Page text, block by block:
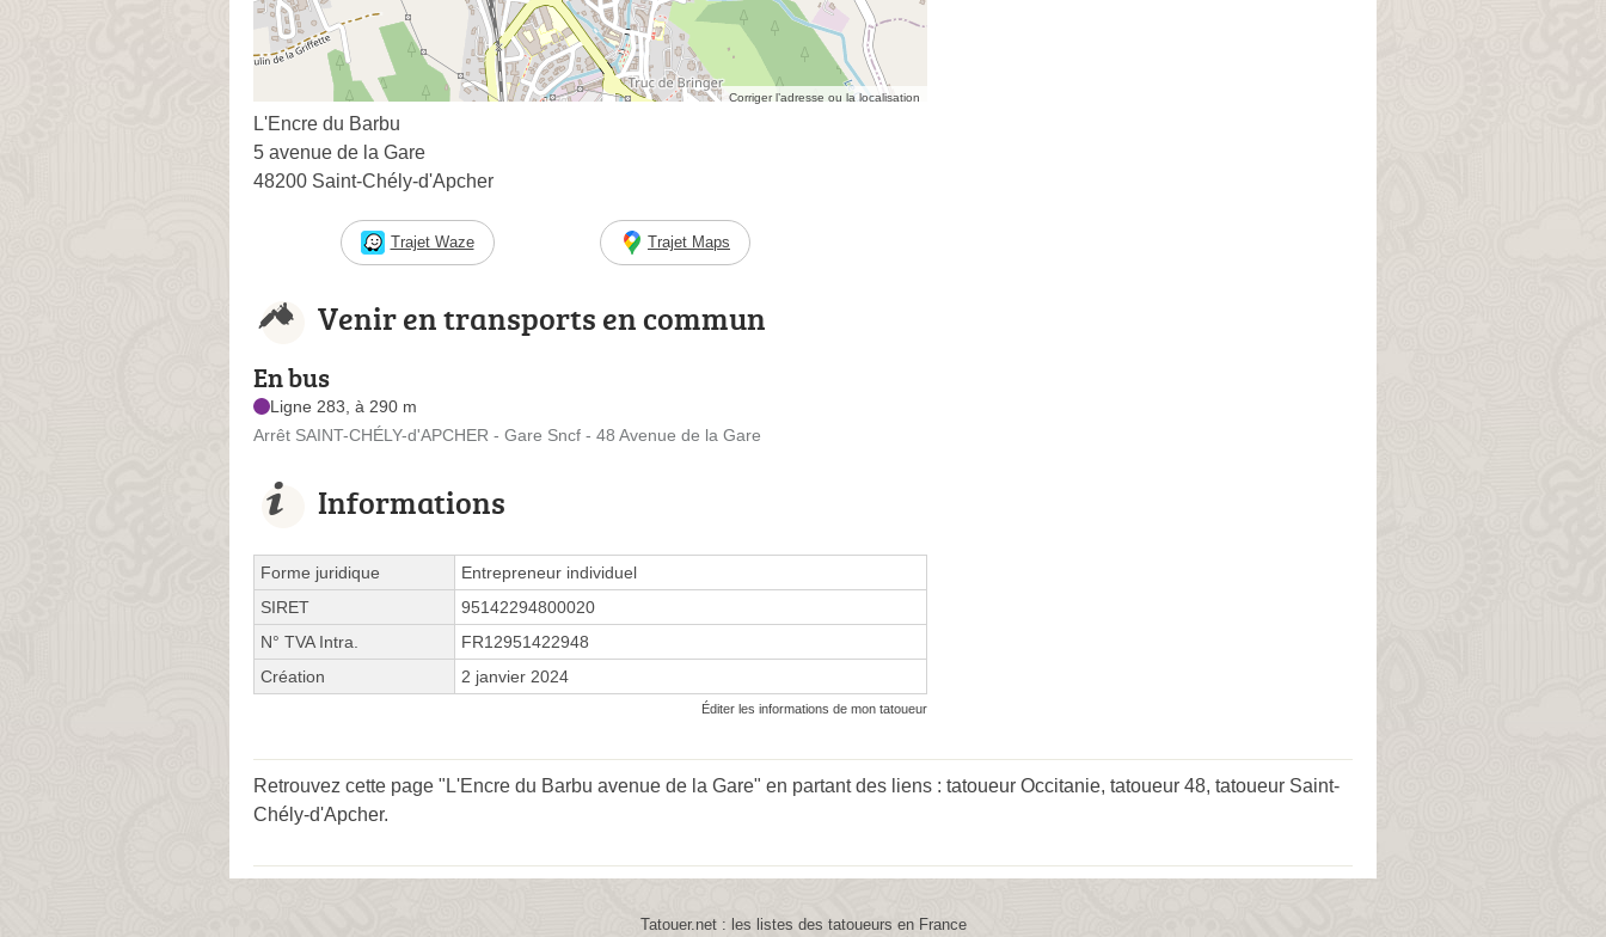
Corriger l’adresse ou la localisation
L'Encre du Barbu
5 avenue de la Gare
48200 Saint-Chély-d'Apcher
Trajet Waze Trajet Maps
Venir en transports en commun
En bus
Ligne 283, à 290 m
Arrêt SAINT-CHÉLY-d'APCHER - Gare Sncf - 48 Avenue de la Gare
Informations
Forme juridique
Entrepreneur individuel
SIRET
95142294800020
N° TVA Intra.
FR12951422948
Création
2 janvier 2024
Éditer les informations de mon tatoueur
Retrouvez cette page "L'Encre du Barbu avenue de la Gare" en partant des liens : tatoueur Occitanie, tatoueur 48, tatoueur Saint-
Chély-d'Apcher.
Tatouer.net : les listes des tatoueurs en France